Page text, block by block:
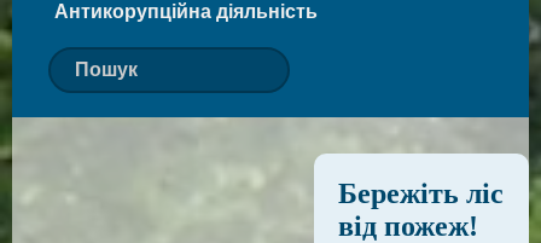
Антикорупційна діяльність
Бережіть ліс
від пожеж!